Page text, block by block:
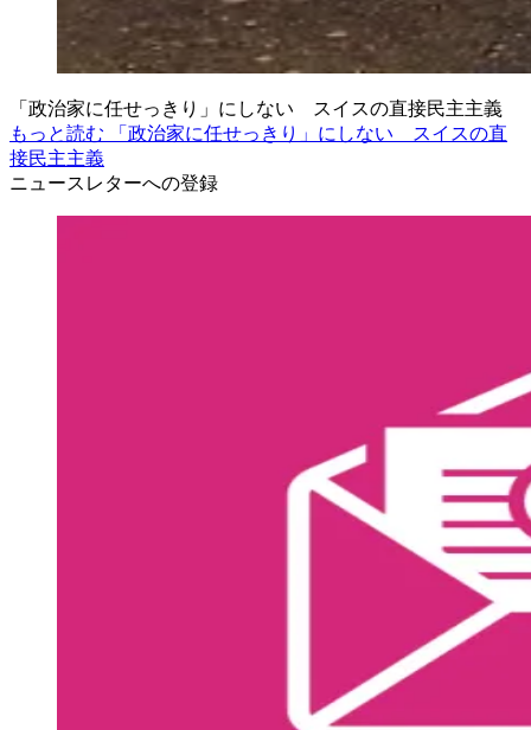
「政治家に任せっきり」にしない スイスの直接民主主義
もっと読む 「政治家に任せっきり」にしない スイスの直
接民主主義
ニュースレターへの登録